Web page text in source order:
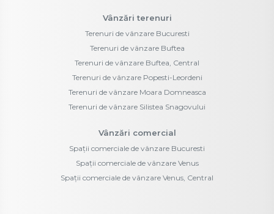
Vânzări terenuri
Terenuri de vânzare Bucuresti
Terenuri de vânzare Buftea
Terenuri de vânzare Buftea, Central
Terenuri de vânzare Popesti-Leordeni
Terenuri de vânzare Moara Domneasca
Terenuri de vânzare Silistea Snagovului
Vânzări comercial
Spații comerciale de vânzare Bucuresti
Spații comerciale de vânzare Venus
Spații comerciale de vânzare Venus, Central